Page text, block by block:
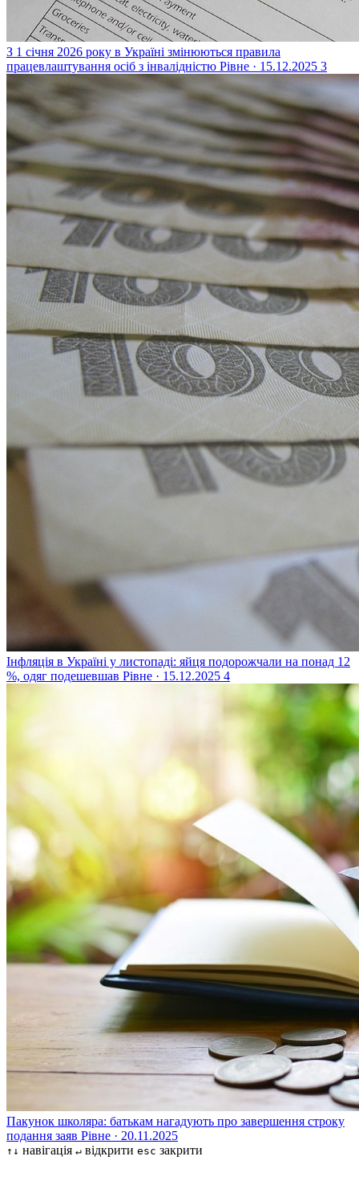
З 1 січня 2026 року в Україні змінюються правила
працевлаштування осіб з інвалідністю Рівне · 15.12.2025 3
Інфляція в Україні у листопаді: яйця подорожчали на понад 12
%, одяг подешевшав Рівне · 15.12.2025 4
Пакунок школяра: батькам нагадують про завершення строку
подання заяв Рівне · 20.11.2025
↑↓ навігація ↵ відкрити esc закрити